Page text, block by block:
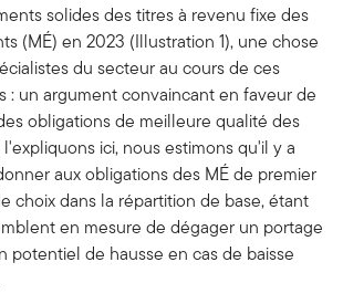
solides des titres à revenu fixe des
(MÉ) en 2023 (Illustration 1), une chose
du secteur au cours de ces
: un argument convaincant en faveur de
obligations de meilleure qualité des
ici, nous estimons qu'il y a
aux obligations des MÉ de premier
choix dans la répartition de base, étant
en mesure de dégager un portage
potentiel de hausse en cas de baisse